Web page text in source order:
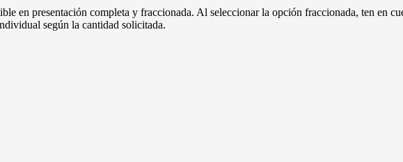
en presentación completa y fraccionada. Al seleccionar la opción fraccionada, ten en
según la cantidad solicitada.